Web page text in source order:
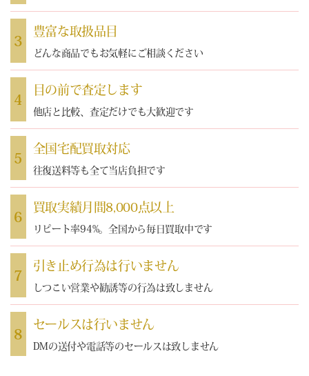
3
豊富な取扱品目
どんな商品でもお気軽にご相談ください
4
目の前で査定します
他店と比較、査定だけでも大歓迎です
5
全国宅配買取対応
往復送料等も全て当店負担です
6
買取実績月間8,000点以上
リピート率94%。全国から毎日買取中です
7
引き止め行為は行いません
しつこい営業や勧誘等の行為は致しません
8
セールスは行いません
DMの送付や電話等のセールスは致しません